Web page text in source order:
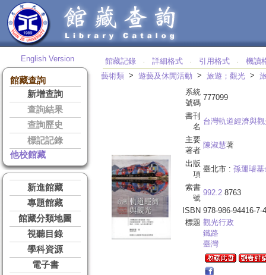
English Version
館藏查詢
新增查詢
查詢結果
查詢歷史
標記記錄
他校館藏
新進館藏
專題館藏
館藏分類地圖
視聽目錄
學科資源
電子書
館藏記錄 ‧ 詳細格式 ‧ 引用格式 ‧
機讀
藝術類 > 遊藝及休閒活動 > 旅遊；觀光 >
系統
號碼
777099
書刊
名
台灣軌道經濟與
主要
著者
陳淑慧著
出版
項
臺北市 : 孫運璿基
索書
號
992.2 8763
ISBN 978-986-94416-7-4
標題 觀光行政
鐵路
臺灣